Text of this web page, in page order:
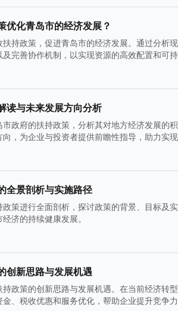
优化青岛市的经济发展？
持政策，促进青岛市的经济发展。通过分析
完善协作机制，以实现资源的高效配置和可
读与未来发展方向分析
政府的扶持政策，分析其对地方经济发展的
，为企业与投资者提供前瞻性指导，助力实
全景剖析与实施路径
策进行全面剖析，探讨政策的背景、目标及
济的持续健康发展。
创新思路与发展机遇
政策的创新思路与发展机遇。在当前经济转
、税收优惠和服务优化，帮助企业提升竞争